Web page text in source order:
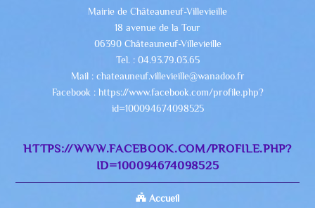
Mairie de Châteauneuf-Villevieille
18 avenue de la Tour
06390 Châteauneuf-Villevieille
Tel. : 04.93.79.03.65
Mail : chateauneuf.villevieille@wanadoo.fr
Facebook : https://www.facebook.com/profile.php?
id=100094674098525
HTTPS://WWW.FACEBOOK.COM/PROFILE.PHP?
ID=100094674098525
Accueil